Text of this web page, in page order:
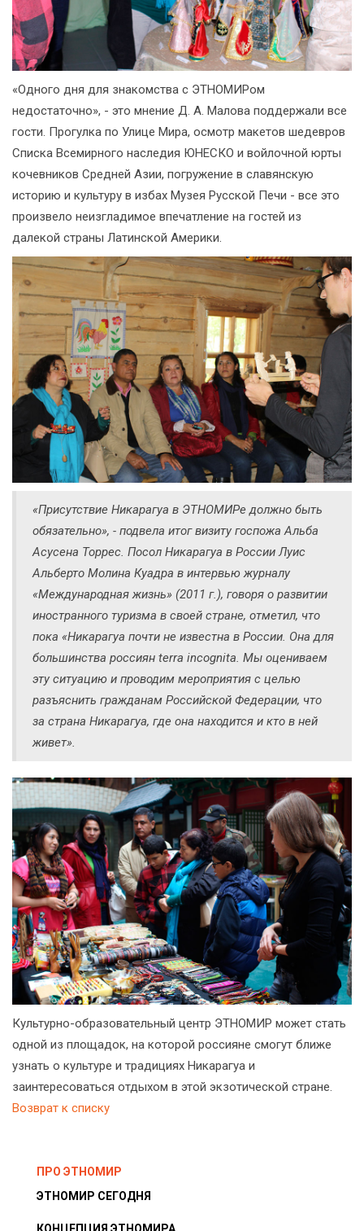
«Одного дня для знакомства с ЭТНОМИРом
недостаточно», - это мнение Д. А. Малова поддержали все
гости. Прогулка по Улице Мира, осмотр макетов шедевров
Списка Всемирного наследия ЮНЕСКО и войлочной юрты
кочевников Средней Азии, погружение в славянскую
историю и культуру в избах Музея Русской Печи - все это
произвело неизгладимое впечатление на гостей из
далекой страны Латинской Америки.
«Присутствие Никарагуа в ЭТНОМИРе должно быть
обязательно», - подвела итог визиту госпожа Альба
Асусена Торрес. Посол Никарагуа в России Луис
Альберто Молина Куадра в интервью журналу
«Международная жизнь» (2011 г.), говоря о развитии
иностранного туризма в своей стране, отметил, что
пока «Никарагуа почти не известна в России. Она для
большинства россиян terra incognita. Мы оцениваем
эту ситуацию и проводим мероприятия с целью
разъяснить гражданам Российской Федерации, что
за страна Никарагуа, где она находится и кто в ней
живет».
Культурно-образовательный центр ЭТНОМИР может стать
одной из площадок, на которой россияне смогут ближе
узнать о культуре и традициях Никарагуа и
заинтересоваться отдыхом в этой экзотической стране.
Возврат к списку
ПРО ЭТНОМИР
ЭТНОМИР СЕГОДНЯ